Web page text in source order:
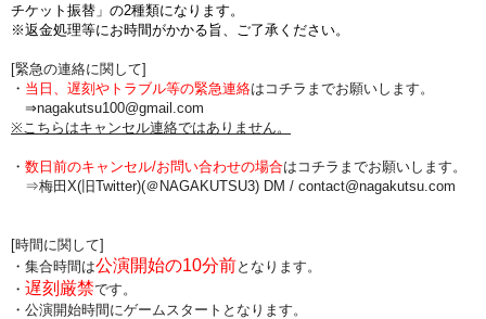
チケット振替」の2種類になります。
※返金処理等にお時間がかかる旨、ご了承ください。
[緊急の連絡に関して]
・ 当日、遅刻やトラブル等の緊急連絡はコチラまでお願いします。
⇒nagakutsu100@gmail.com
※こちらはキャンセル連絡ではありません。
・ 数日前のキャンセル/お問い合わせの場合は コチラまでお願いします。
⇒梅田X(旧Twitter)(＠NAGAKUTSU3) DM / contact@nagakutsu.com
[時間に関して]
・集合時間は公演開始の10分前となります。
・ 遅刻厳禁です。
・公演開始時間にゲームスタートとなります。